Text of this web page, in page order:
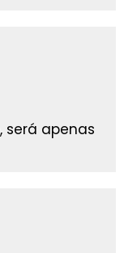
será apenas